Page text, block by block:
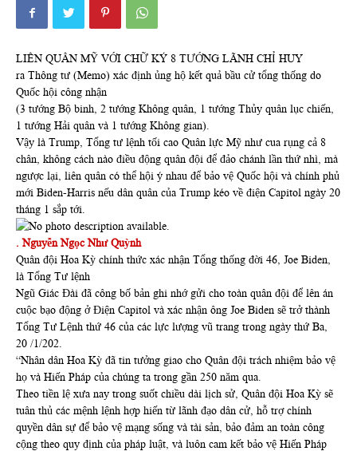
LIÊN QUÂN MỸ VỚI CHỮ KÝ 8 TƯỚNG LÃNH CHỈ HUY
ra Thông tư (Memo) xác định ủng hộ kết quả bầu cử tổng thống do
Quốc hội công nhận
(3 tướng Bộ binh, 2 tướng Không quân, 1 tướng Thủy quân lục chiến,
1 tướng Hải quân và 1 tướng Không gian).
Vậy là Trump, Tổng tư lệnh tối cao Quân lực Mỹ như cua rụng cả 8
chân, không cách nào điều động quân đội để đảo chánh lần thứ nhì, mà
ngược lại, liên quân có thể hội ý nhau để bảo vệ Quốc hội và chính phủ
mới Biden-Harris nếu dân quân của Trump kéo về điện Capitol ngày 20
tháng 1 sắp tới.
. Nguyễn Ngọc Như Quỳnh
Quân đội Hoa Kỳ chính thức xác nhận Tổng thống đời 46, Joe Biden,
là Tổng Tư lệnh
Ngũ Giác Đài đã công bố bản ghi nhớ gửi cho toàn quân đội để lên án
cuộc bạo động ở Điện Capitol và xác nhận ông Joe Biden sẽ trở thành
Tổng Tư Lệnh thứ 46 của các lực lượng vũ trang trong ngày thứ Ba,
20 /1/202.
“Nhân dân Hoa Kỳ đã tin tưởng giao cho Quân đội trách nhiệm bảo vệ
họ và Hiến Pháp của chúng ta trong gần 250 năm qua.
Theo tiền lệ xưa nay trong suốt chiều dài lịch sử, Quân đội Hoa Kỳ sẽ
tuân thủ các mệnh lệnh hợp hiến từ lãnh đạo dân cử, hỗ trợ chính
quyền dân sự để bảo vệ mạng sống và tài sản, bảo đảm an toàn công
cộng theo quy định của pháp luật, và luôn cam kết bảo vệ Hiến Pháp